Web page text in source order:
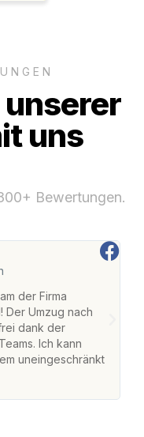
uns
Bewertungen.
der Firma
Der Umzug nach
dank der
Ich kann
uneingeschränkt